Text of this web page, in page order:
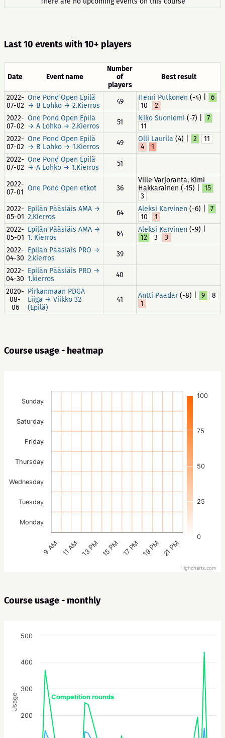
Last 10 events with 10+ players
Date Event name
Number
of
players
Best result
2022-
07-02
One Pond Open Epilä
→ B Lohko → 2.Kierros
49 Henri Putkonen (-4) |
6
10
2
2022-
07-02
One Pond Open Epilä
→ A Lohko → 2.Kierros
51 Niko Suoniemi (-7) |
7
11
2022-
07-02
One Pond Open Epilä
→ B Lohko → 1.Kierros
49 Olli Laurila (4) | 2
11
4
1
2022-
07-02
One Pond Open Epilä
→ A Lohko → 1.Kierros
51
2022-
07-01 One Pond Open etkot 36
Ville Varjoranta, Kimi
Hakkarainen (-15) |
15
3
2022-
05-01
Epilän Pääsiäis AMA →
2.Kierros
64 Aleksi Karvinen (-6) |
7
10
1
2022-
05-01
Epilän Pääsiäis AMA →
1. Kierros
64 Aleksi Karvinen (-9) |
12
3
3
2022-
04-30
Epilän Pääsiäis PRO →
2.kierros
39
2022-
04-30
Epilän Pääsiäis PRO →
1.kierros
40
2020-
08-
06
Pirkanmaan PDGA
Liiga → Viikko 32
(Epilä)
41 Antti Paadar(-8) | 9
8
1
Course usage - heatmap
0
25
50
75
100
9 AM 11 AM 13 PM 15 PM 17 PM 19 PM 21 PM
Monday
Tuesday
Wednesday
Thursday
Friday
Saturday
Sunday
Highcharts.com
Course usage - monthly
Usage Competition rounds
200
300
400
500